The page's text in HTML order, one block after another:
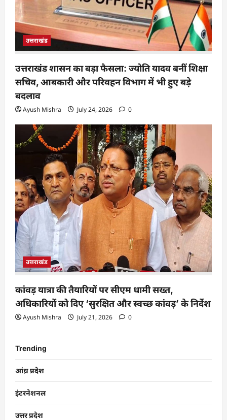
उत्तराखंड
उत्तराखंड शासन का बड़ा फैसला: ज्योति यादव बनीं शिक्षा
सचिव, आबकारी और परिवहन विभाग में भी हुए बड़े
बदलाव
Ayush Mishra July 24, 2026 0
उत्तराखंड
कांवड़ यात्रा की तैयारियों पर सीएम धामी सख्त,
अधिकारियों को दिए ‘सुरक्षित और स्वच्छ कांवड़’ के निर्देश
Ayush Mishra July 21, 2026 0
Trending
आंध्र प्रदेश
इंटरनेशनल
उत्तर प्रदेश